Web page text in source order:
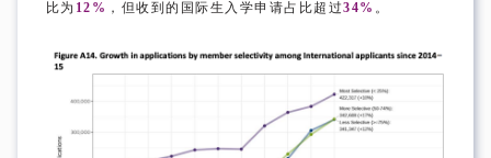
比为 12% ，但收到的国际生入学申请占比超过34% 。